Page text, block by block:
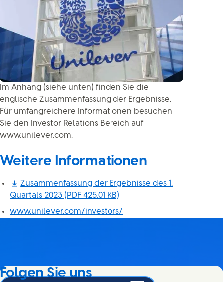
Im Anhang (siehe unten) finden Sie die
englische Zusammenfassung der Ergebnisse.
Für umfangreichere Informationen besuchen
Sie den Investor Relations Bereich auf
www.unilever.com.
Weitere Informationen
Zusammenfassung der Ergebnisse des 1.
Quartals 2023 (PDF 425.01 KB)
www.unilever.com/investors/
Folgen Sie uns